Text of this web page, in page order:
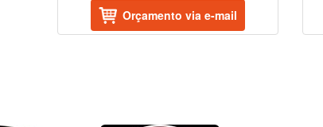
Orçamento via e-mail